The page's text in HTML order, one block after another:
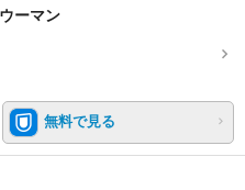
ーマン
無料で見る